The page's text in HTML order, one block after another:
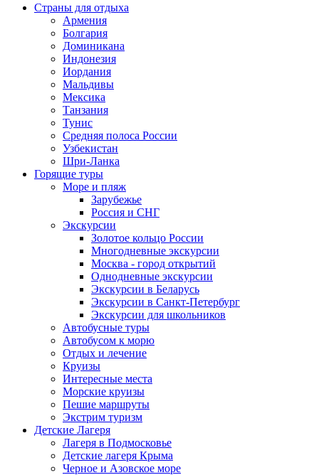
Страны для отдыха
Армения
Болгария
Доминикана
Индонезия
Иордания
Мальдивы
Мексика
Танзания
Тунис
Средняя полоса России
Узбекистан
Шри-Ланка
Горящие туры
Море и пляж
Зарубежье
Россия и СНГ
Экскурсии
Золотое кольцо России
Многодневные экскурсии
Москва - город открытий
Однодневные экскурсии
Экскурсии в Беларусь
Экскурсии в Санкт-Петербург
Экскурсии для школьников
Автобусные туры
Автобусом к морю
Отдых и лечение
Круизы
Интересные места
Морские круизы
Пешие маршруты
Экстрим туризм
Детские Лагеря
Лагеря в Подмосковье
Детские лагеря Крыма
Черное и Азовское море